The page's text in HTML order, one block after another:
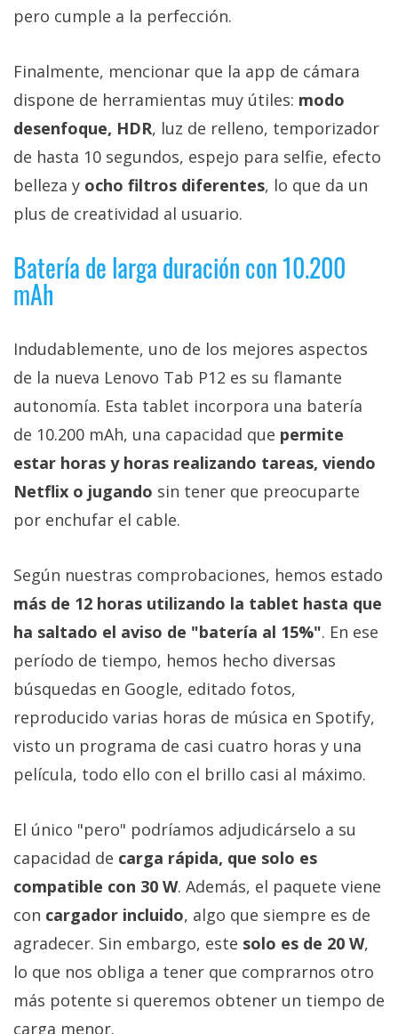
pero cumple a la perfección.
Finalmente, mencionar que la app de cámara
dispone de herramientas muy útiles: modo
desenfoque, HDR, luz de relleno, temporizador
de hasta 10 segundos, espejo para selfie, efecto
belleza y ocho filtros diferentes, lo que da un
plus de creatividad al usuario.
Batería de larga duración con 10.200
mAh
Indudablemente, uno de los mejores aspectos
de la nueva Lenovo Tab P12 es su flamante
autonomía. Esta tablet incorpora una batería
de 10.200 mAh, una capacidad que permite
estar horas y horas realizando tareas, viendo
Netflix o jugando sin tener que preocuparte
por enchufar el cable.
Según nuestras comprobaciones, hemos estado
más de 12 horas utilizando la tablet hasta que
ha saltado el aviso de "batería al 15%". En ese
período de tiempo, hemos hecho diversas
búsquedas en Google, editado fotos,
reproducido varias horas de música en Spotify,
visto un programa de casi cuatro horas y una
película, todo ello con el brillo casi al máximo.
El único "pero" podríamos adjudicárselo a su
capacidad de carga rápida, que solo es
compatible con 30 W. Además, el paquete viene
con cargador incluido, algo que siempre es de
agradecer. Sin embargo, este solo es de 20 W,
lo que nos obliga a tener que comprarnos otro
más potente si queremos obtener un tiempo de
carga menor.